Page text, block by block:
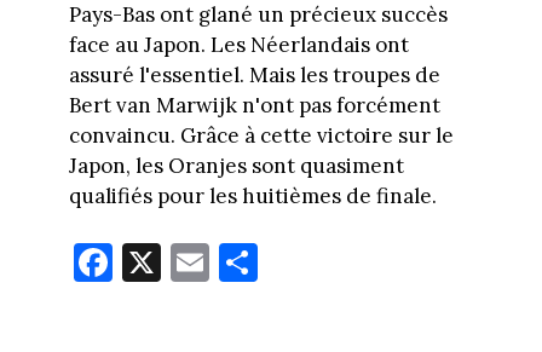
Pays-Bas ont glané un précieux succès
face au Japon. Les Néerlandais ont
assuré l'essentiel. Mais les troupes de
Bert van Marwijk n'ont pas forcément
convaincu. Grâce à cette victoire sur le
Japon, les Oranjes sont quasiment
qualifiés pour les huitièmes de finale.
Fa
ce
X E
m
Pa